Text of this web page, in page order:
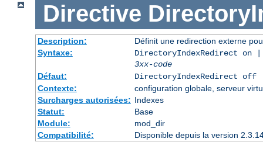
Directive
Description:
Définit une redirection externe
Syntaxe:
DirectoryIndexRedirect
3xx-code
Défaut:
DirectoryIndexRedirect off
Contexte:
configuration globale, serveur
Surcharges autorisées: Indexes
Statut:
Base
Module:
mod_dir
Compatibilité:
Disponible depuis la version